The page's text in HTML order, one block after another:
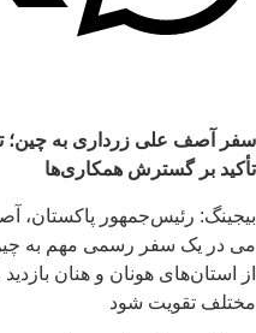
سفر آصف علی زرداری به چین؛
تأکید بر گسترش همکاری‌ها
می در یک سفر رسمی مهم به
از استان‌های هونان و هنان
مختلف تقویت شود